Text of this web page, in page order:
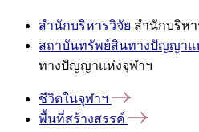
สำนักบริหารวิจัย สำนักบริหา
สถาบันทรัพย์สินทางปัญญาแ
ทางปัญญาแห่งจุฬาฯ
ชีวิตในจุฬาฯ
พื้นที่สร้างสรรค์